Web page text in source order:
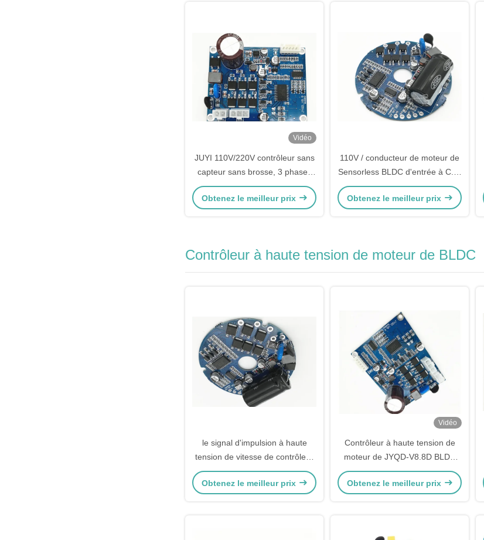
Vidéo
JUYI 110V/220V contrôleur sans
capteur sans brosse, 3 phases
Bldc carte de pilote de moteur à
haute puissance
Obtenez le meilleur prix
110V / conducteur de moteur de
Sensorless BLDC d'entrée à C.A.
220V pour le robot équilibré de
voiture de scooter
Obtenez le meilleur prix
Contrôleur à haute tension de moteur de BLDC
le signal d'impulsion à haute
tension de vitesse de contrôleur
de moteur de 0.5A BLDC a
produit -20 - 85℃
Obtenez le meilleur prix
Vidéo
Contrôleur à haute tension de
moteur de JYQD-V8.8D BLDC
pour le ventilateur axial sans
brosse
Obtenez le meilleur prix